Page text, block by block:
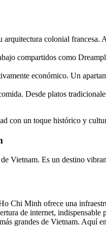
colonial
compartidos como
económico. Un
Desde platos
con un toque histórico y
Vietnam. Es un destino
Chi Minh ofrece una
de internet, indispensable
grandes de Vietnam. Aquí